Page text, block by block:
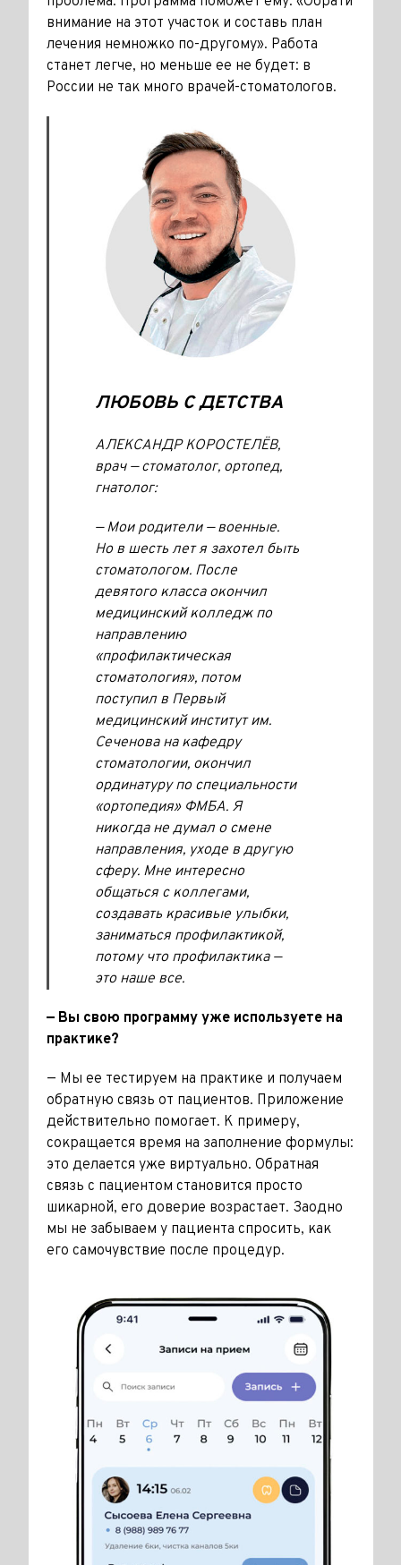
внимание на этот участок и составь план
лечения немножко по-другому». Работа
станет легче, но меньше ее не будет: в
России не так много врачей-стоматологов.
ЛЮБОВЬ С ДЕТСТВА
АЛЕКСАНДР КОРОСТЕЛЁВ,
врач — стоматолог, ортопед,
гнатолог:
— Мои родители — военные.
Но в шесть лет я захотел быть
стоматологом. После
девятого класса окончил
медицинский колледж по
направлению
«профилактическая
стоматология», потом
поступил в Первый
медицинский институт им.
Сеченова на кафедру
стоматологии, окончил
ординатуру по специальности
«ортопедия» ФМБА. Я
никогда не думал о смене
направления, уходе в другую
сферу. Мне интересно
общаться с коллегами,
создавать красивые улыбки,
заниматься профилактикой,
потому что профилактика —
это наше все.
— Вы свою программу уже используете на
практике?
— Мы ее тестируем на практи­ке и получаем
обратную связь от пациентов. Приложение
дей­ствительно помогает. К примеру,
сокращается время на заполнение формулы:
это делается уже вирту­ально. Обратная
связь с пациен­том становится просто
шикарной, его доверие возрастает. Заодно
мы не забываем у пациента спро­сить, как
его самочувствие после процедур.